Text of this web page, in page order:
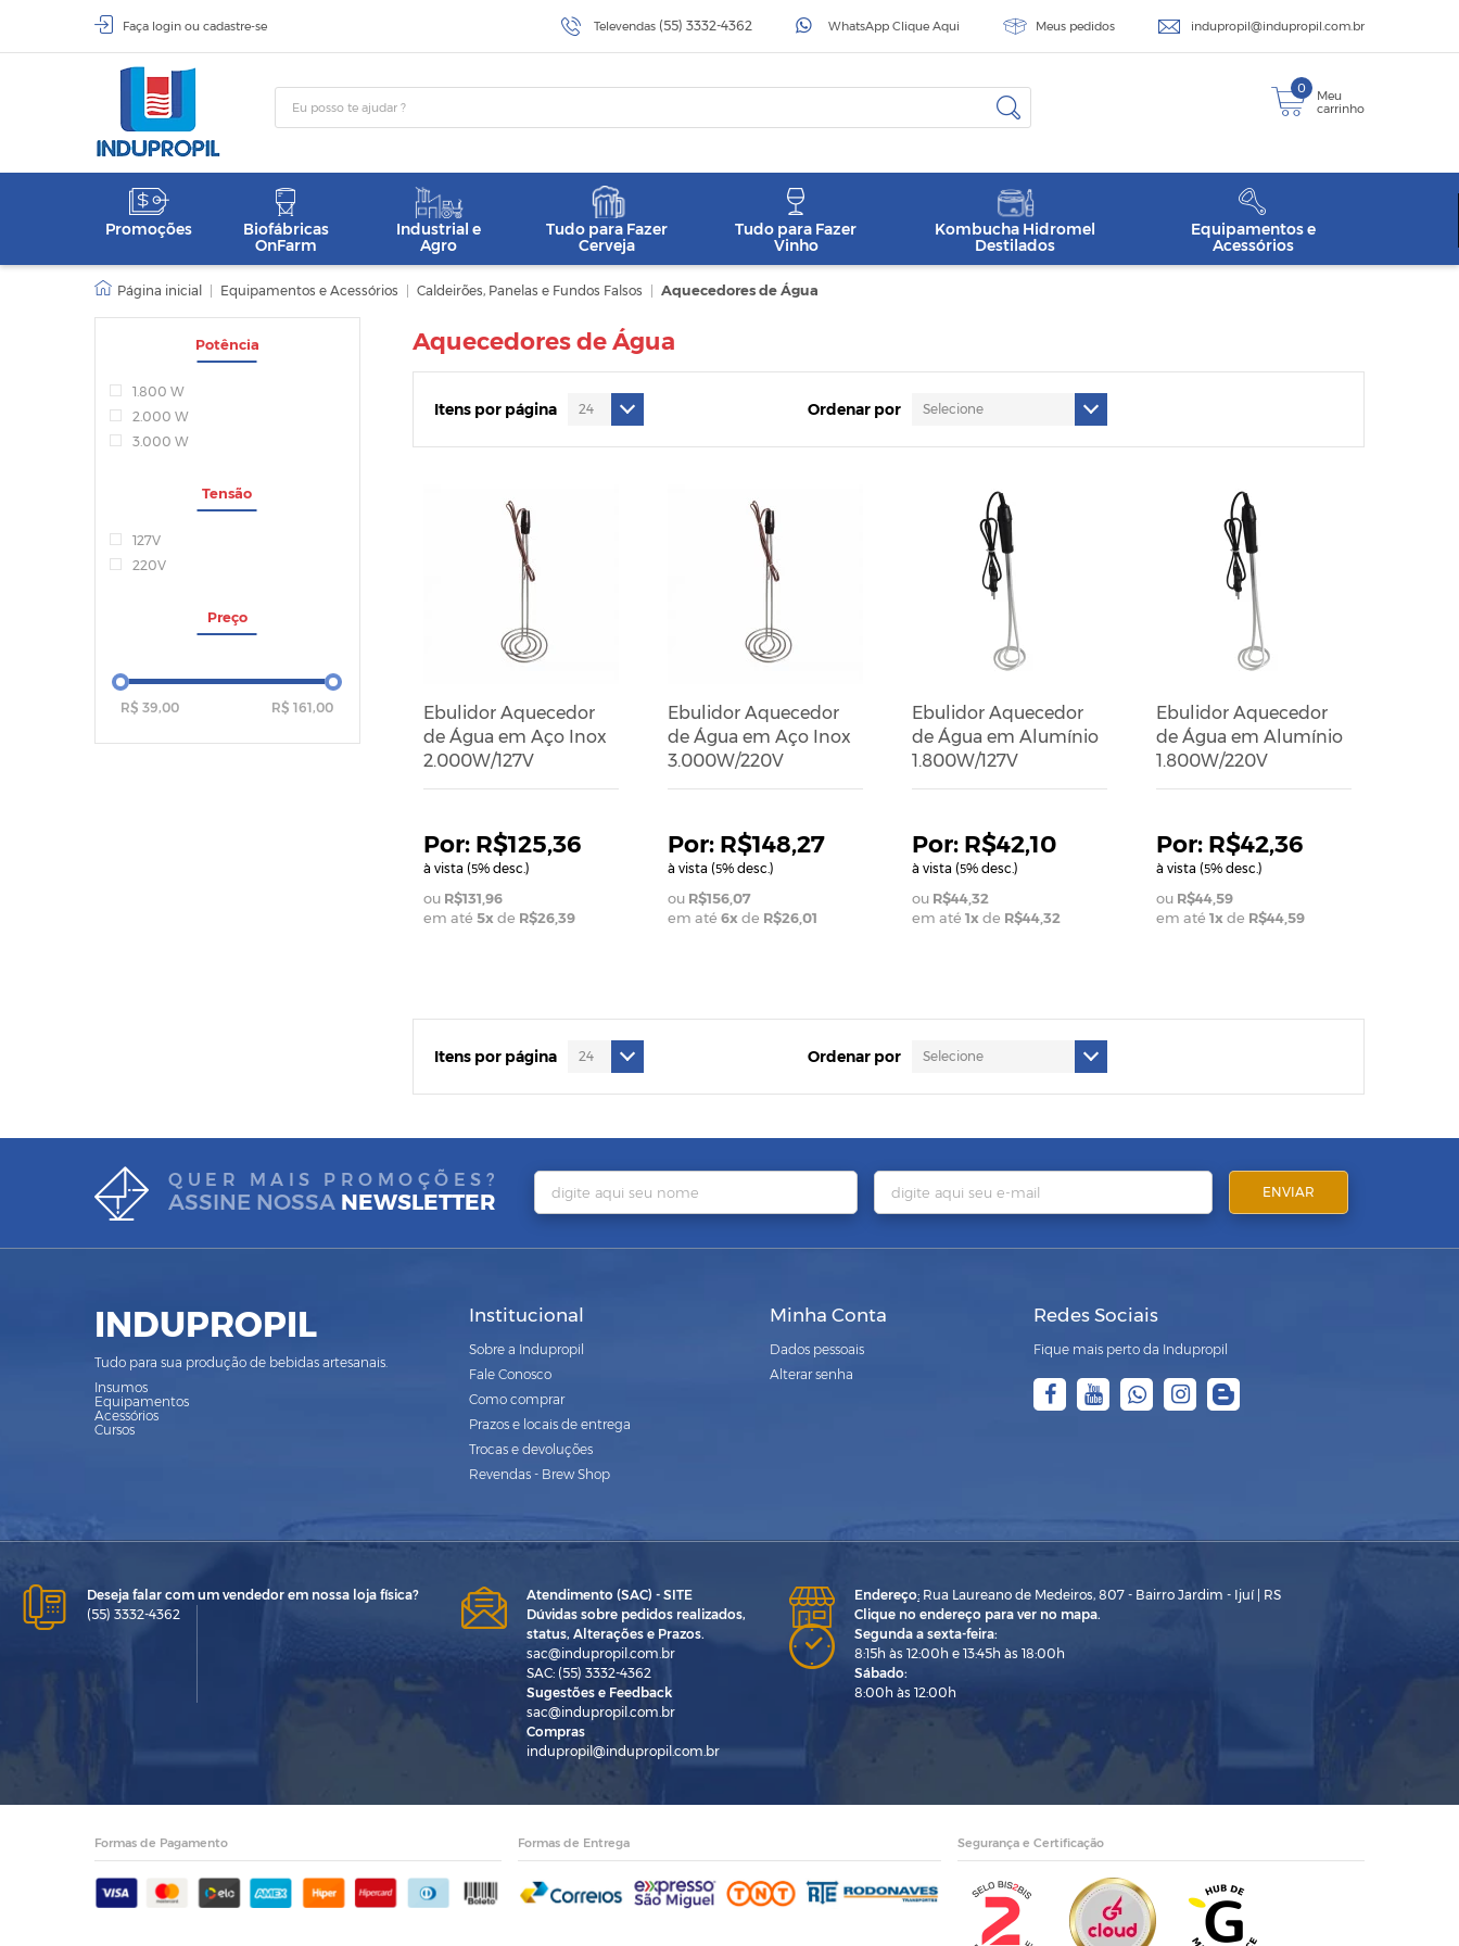
Faça login ou cadastre-se Televendas (55) 3332-4362 WhatsApp Clique Aqui Meus pedidos indupropil@indupropil.com.br
0
Meu
carrinho
Promoções
Biofábricas
OnFarm
Industrial e
Agro
Tudo para Fazer
Cerveja
Tudo para Fazer
Vinho
Kombucha Hidromel
Destilados
Equipamentos e
Acessórios
Equipamentos e Acessórios Caldeirões, Panelas e Fundos Falsos Aquecedores de Água
Potência
1.800 W
2.000 W
3.000 W
Tensão
127V
220V
Preço
R$ 39,00 R$ 161,00
Aquecedores de Água
Itens por página Ordenar por
Ebulidor Aquecedor
de Água em Aço Inox
2.000W/127V
R$125,36
à vista (5% desc.)
R$131,96
em até 5x de R$26,39
Ebulidor Aquecedor
de Água em Aço Inox
3.000W/220V
R$148,27
à vista (5% desc.)
R$156,07
em até 6x de R$26,01
Ebulidor Aquecedor
de Água em Alumínio
1.800W/127V
R$42,10
à vista (5% desc.)
R$44,32
em até 1x de R$44,32
Ebulidor Aquecedor
de Água em Alumínio
1.800W/220V
R$42,36
à vista (5% desc.)
R$44,59
em até 1x de R$44,59
Itens por página Ordenar por
QUER MAIS PROMOÇÕES?
ASSINE NOSSA NEWSLETTER
INDUPROPIL
Tudo para sua produção de bebidas artesanais.
Insumos
Equipamentos
Acessórios
Cursos
Institucional
Sobre a Indupropil
Fale Conosco
Como comprar
Prazos e locais de entrega
Trocas e devoluções
Revendas - Brew Shop
Minha Conta
Dados pessoais
Alterar senha
Redes Sociais
Fique mais perto da Indupropil
Deseja falar com um vendedor em nossa loja física?
(55) 3332-4362
Atendimento (SAC) - SITE
Dúvidas sobre pedidos realizados,
status, Alterações e Prazos.
sac@indupropil.com.br
SAC: (55) 3332-4362
Sugestões e Feedback
sac@indupropil.com.br
Compras
indupropil@indupropil.com.br
Endereço: Rua Laureano de Medeiros, 807 - Bairro Jardim - Ijuí | RS
Clique no endereço para ver no mapa.
Segunda a sexta-feira:
8:15h às 12:00h e 13:45h às 18:00h
Sábado:
8:00h às 12:00h
Formas de Pagamento Formas de Entrega Segurança e Certificação